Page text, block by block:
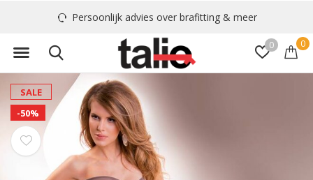
0 0
Persoonlijk advies over brafitting & meer
SALE
-50%